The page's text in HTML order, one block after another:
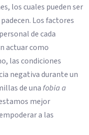
los cuales pueden ser
Los factores
de cada
actuar como
las condiciones
negativa durante un
de unafobia a
mejor
a las